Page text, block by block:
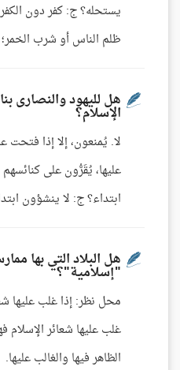
يستحله؟ ج: كفر دون
ظلم الناس أو شرب الخمر؛
هل لليهود والنصارى
الإسلام؟
لا. يُمنعون، إلا إذا
عليها، يُقَرُّون على
ابتداء؟ ج: لا ينشؤون
هل البلاد التي بها
"إسلامية"؟
محل نظر: إذا غلب عليها
غلب عليها شعائر
الظاهر فيها والغالب عليها.